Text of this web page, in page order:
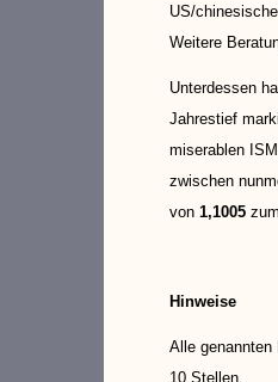
US/
Weitere
Unterdessen
Jahrestief
miserablen
zwischen
von 1,1005
Hinweise
Alle
10 Stellen.